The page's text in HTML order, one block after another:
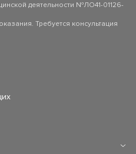
деятельности №ЛО41-01126-
Требуется консультация